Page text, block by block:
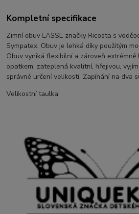
Kompletní specifikace
Zimní obuv LASSE značky Ricosta s
Sympatex. Obuv je lehká díky použitým
Obuv vyniká flexibilní a zároveň extrémně
opatkem, zateplená kvalitní, hřejivou,
správné určení velikosti. Zapínání na dva
Velikostní taulka: